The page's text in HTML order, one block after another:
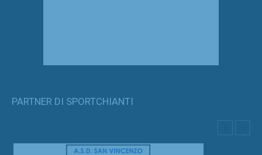
PARTNER DI SPORTCHIANTI